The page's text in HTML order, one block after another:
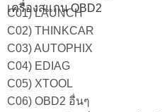
เครื่องสแกน OBD2
C01) LAUNCH
C02) THINKCAR
C03) AUTOPHIX
C04) EDIAG
C05) XTOOL
C06) OBD2 อื่นๆ